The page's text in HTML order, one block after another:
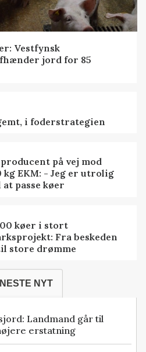
Vestfynsk
jord for 85
i foderstrategien
på vej mod
kg EKM: - Jeg er utrolig
passe køer
køer i stort
Fra beskeden
store drømme
NYT
Landmand går til
erstatning